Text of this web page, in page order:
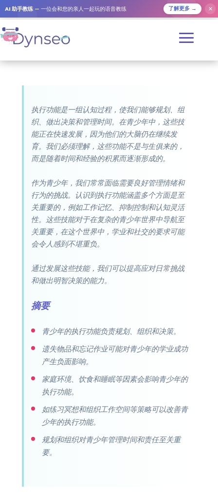
AI 助手教练 — 一位会和您的亲人一起玩的语音教练 了解更多 → ✕
执行功能是一组认知过程，使我们能够规划、组
织、做出决策和管理时间。在青少年中，这些技
能正在快速发展，因为他们的大脑仍在继续发
育。我们必须理解，这些功能不是与生俱来的，
而是随着时间和经验的积累而逐渐形成的。
作为青少年，我们常常面临需要良好管理情绪和
行为的挑战。认识到执行功能涵盖多个方面是至
关重要的，例如工作记忆、抑制控制和认知灵活
性。这些技能对于在复杂的青少年世界中导航至
关重要，在这个世界中，学业和社交的要求可能
会令人感到不堪重负。
通过发展这些技能，我们可以提高应对日常挑战
和做出明智决策的能力。
摘要
青少年的执行功能负责规划、组织和决策。
遗失物品和忘记作业可能对青少年的学业成功
产生负面影响。
家庭环境、饮食和睡眠等因素会影响青少年的
执行功能。
如练习冥想和组织工作空间等策略可以改善青
少年的执行功能。
规划和组织对青少年管理时间和责任至关重
要。